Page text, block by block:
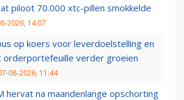
piloot 70.000 xtc-pillen smokkelde
2026, 14:07
op koers voor leverdoelstelling en
orderportefeuille verder groeien
08-2026, 11:44
hervat na maandenlange opschorting